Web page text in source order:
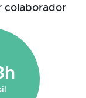
colaborador